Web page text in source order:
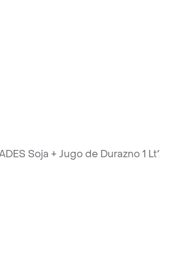
Soja + Jugo de Durazno 1 Lt?